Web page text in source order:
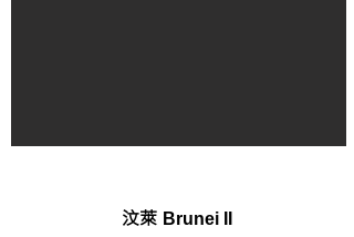
​汶萊 Brunei II